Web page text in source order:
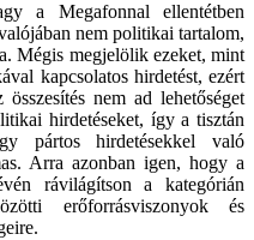
a Megafonnal ellentétben
nem politikai tartalom,
Mégis megjelölik ezeket, mint
kapcsolatos hirdetést, ezért
nem ad lehetőséget
hirdetéseket, így a tisztán
pártos hirdetésekkel való
Arra azonban igen, hogy a
rávilágítson a kategórián
erőforrásviszonyok és